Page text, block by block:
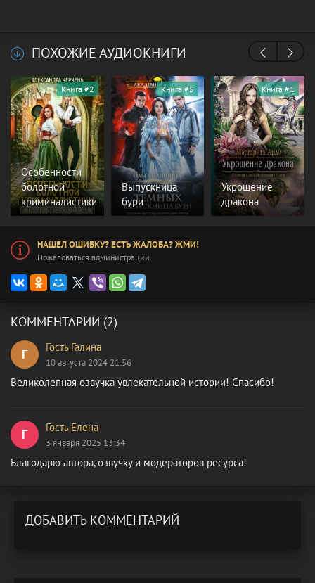
ПОХОЖИЕ АУДИОКНИГИ
Особенности
болотной
криминалистики
Книга #2
Выпускница
бури
Книга #5
Укрощение
дракона
Книга #1
НАШЕЛ ОШИБКУ? ЕСТЬ ЖАЛОБА? ЖМИ!
Пожаловаться администрации
КОММЕНТАРИИ (2)
Г Гость Галина
10 августа 2024 21:56
Великолепная озвучка увлекательной истории! Спасибо!
Г Гость Елена
3 января 2025 13:34
Благодарю автора, озвучку и модераторов ресурса!
ДОБАВИТЬ КОММЕНТАРИЙ